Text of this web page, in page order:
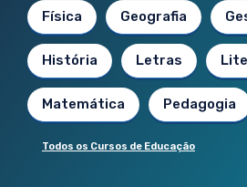
Física Geografia
História Letras
Matemática Pedagogia
Todos os Cursos de Educação